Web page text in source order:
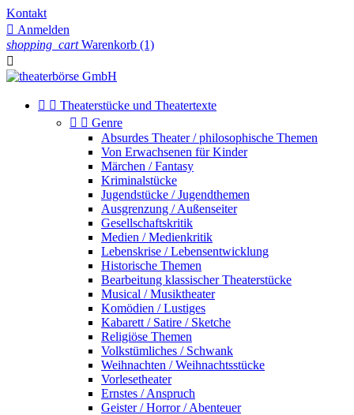
Kontakt
 Anmelden
shopping_cart Warenkorb (1)

  Theaterstücke und Theatertexte
  Genre
Absurdes Theater / philosophische Themen
Von Erwachsenen für Kinder
Märchen / Fantasy
Kriminalstücke
Jugendstücke / Jugendthemen
Ausgrenzung / Außenseiter
Gesellschaftskritik
Medien / Medienkritik
Lebenskrise / Lebensentwicklung
Historische Themen
Bearbeitung klassischer Theaterstücke
Musical / Musiktheater
Komödien / Lustiges
Kabarett / Satire / Sketche
Religiöse Themen
Volkstümliches / Schwank
Weihnachten / Weihnachtsstücke
Vorlesetheater
Ernstes / Anspruch
Geister / Horror / Abenteuer